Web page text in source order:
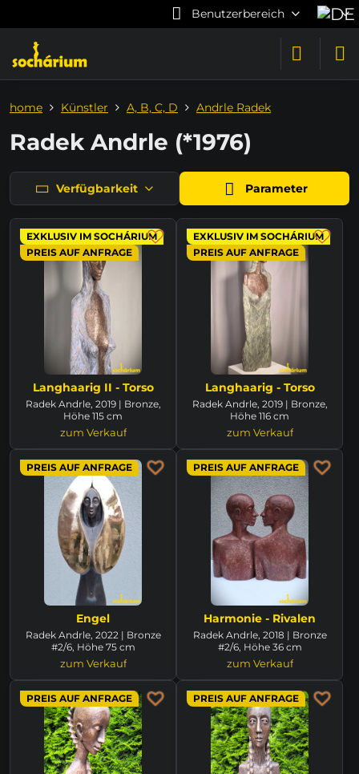
Benutzerbereich
home Künstler A, B, C, D Andrle Radek
Radek Andrle (*1976)
Verfügbarkeit Parameter
EXKLUSIV IM SOCHÁRIUM
PREIS AUF ANFRAGE
Langhaarig II - Torso
Radek Andrle, 2019 | Bronze,
Höhe 115 cm
zum Verkauf
EXKLUSIV IM SOCHÁRIUM
PREIS AUF ANFRAGE
Langhaarig - Torso
Radek Andrle, 2019 | Bronze,
Höhe 116 cm
zum Verkauf
PREIS AUF ANFRAGE
Engel
Radek Andrle, 2022 | Bronze
#2/6, Höhe 75 cm
zum Verkauf
PREIS AUF ANFRAGE
Harmonie - Rivalen
Radek Andrle, 2018 | Bronze
#2/6, Höhe 36 cm
zum Verkauf
PREIS AUF ANFRAGE PREIS AUF ANFRAGE